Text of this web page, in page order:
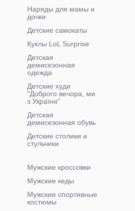
Наряды для мамы и
дочки
Детские самокаты
Куклы LoL Surprise
Детская
демисезонная
одежда
Детские худи
"Доброго вечора, ми
з України"
Детская
демисезонная обувь
Детские столики и
стульчики
Мужские кроссовки
Мужские кеды
Мужские спортивные
костюмы